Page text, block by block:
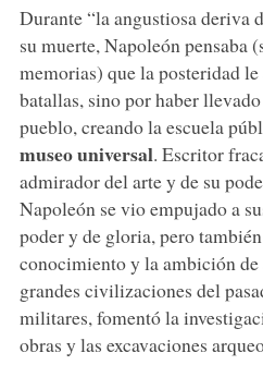
Durante “la angustiosa deriva
su muerte, Napoleón pensaba
memorias) que la posteridad
batallas, sino por haber
pueblo, creando la escuela
museo universal. Escritor
admirador del arte y de su
Napoleón se vio empujado a
poder y de gloria, pero
conocimiento y la ambición de
grandes civilizaciones del
militares, fomentó la
obras y las excavaciones